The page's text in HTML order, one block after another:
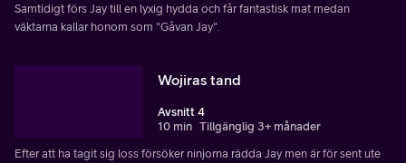
Samtidigt förs Jay till en lyxig hydda och får fantastisk mat medan
väktarna kallar honom som "Gåvan Jay".
Wojiras tand
Avsnitt 4
10 min Tillgänglig 3+ månader
Efter att ha tagit sig loss försöker ninjorna rädda Jay men är för sent ute